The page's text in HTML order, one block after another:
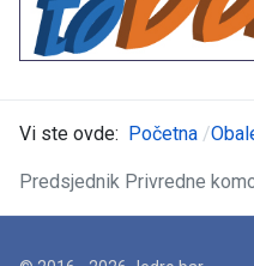
Vi ste ovde: Početna
Predsjednik Privredne